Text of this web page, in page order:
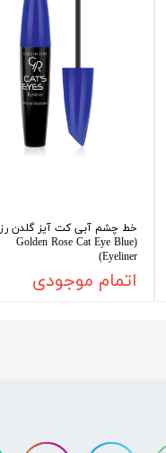
خط چشم آبی کت آیز گلدن رز
(Golden Rose Cat Eye Blue
Eyeliner)
اتمام موجودی